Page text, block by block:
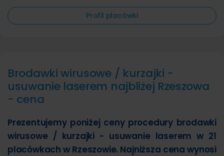
Profil placówki
Brodawki wirusowe / kurzajki -
usuwanie laserem najbliżej Rzeszowa
- cena
Prezentujemy poniżej ceny procedury brodawki
wirusowe / kurzajki - usuwanie laserem w 21
placówkach w Rzeszowie. Najniższa cena wynosi